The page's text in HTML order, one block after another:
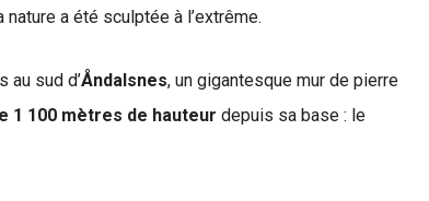
nature a été sculptée à l’extrême.
au sud d’Åndalsnes, un gigantesque mur de pierre
1 100 mètres de hauteur depuis sa base : le